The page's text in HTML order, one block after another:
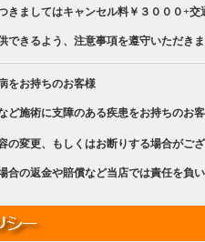
きましてはキャンセル料￥３０００+
できるよう、注意事項を遵守いただき
をお持ちのお客様
ど施術に支障のある疾患をお持ちのお
の変更、もしくはお断りする場合がご
合の返金や賠償など当店では責任を負